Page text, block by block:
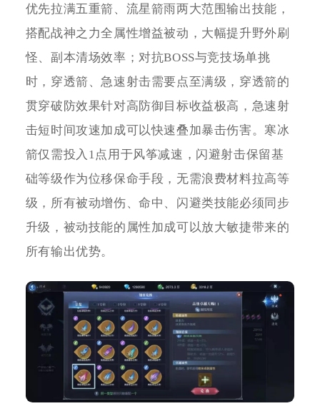
优先拉满五重箭、流星箭雨两大范围输出技能，
搭配战神之力全属性增益被动，大幅提升野外刷
怪、副本清场效率；对抗BOSS与竞技场单挑
时，穿透箭、急速射击需要点至满级，穿透箭的
贯穿破防效果针对高防御目标收益极高，急速射
击短时间攻速加成可以快速叠加暴击伤害。寒冰
箭仅需投入1点用于风筝减速，闪避射击保留基
础等级作为位移保命手段，无需浪费材料拉高等
级，所有被动增伤、命中、闪避类技能必须同步
升级，被动技能的属性加成可以放大敏捷带来的
所有输出优势。